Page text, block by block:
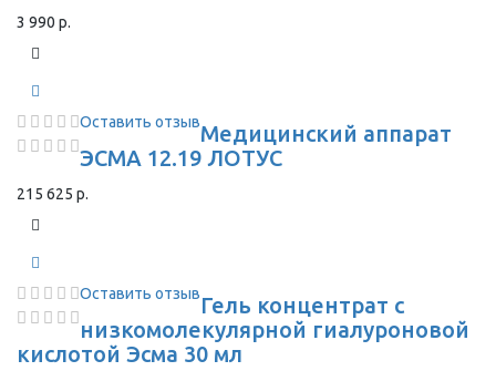
3 990 р.
Оставить отзывМедицинский аппарат
ЭСМА 12.19 ЛОТУС
215 625 р.
Оставить отзывГель концентрат с
низкомолекулярной гиалуроновой
кислотой Эсма 30 мл